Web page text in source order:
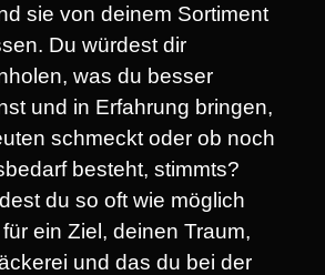
sie von deinem Sortiment
Du würdest dir
was du besser
und in Erfahrung bringen,
schmeckt oder ob noch
besteht, stimmts?
du so oft wie möglich
ein Ziel, deinen Traum,
und das du bei der